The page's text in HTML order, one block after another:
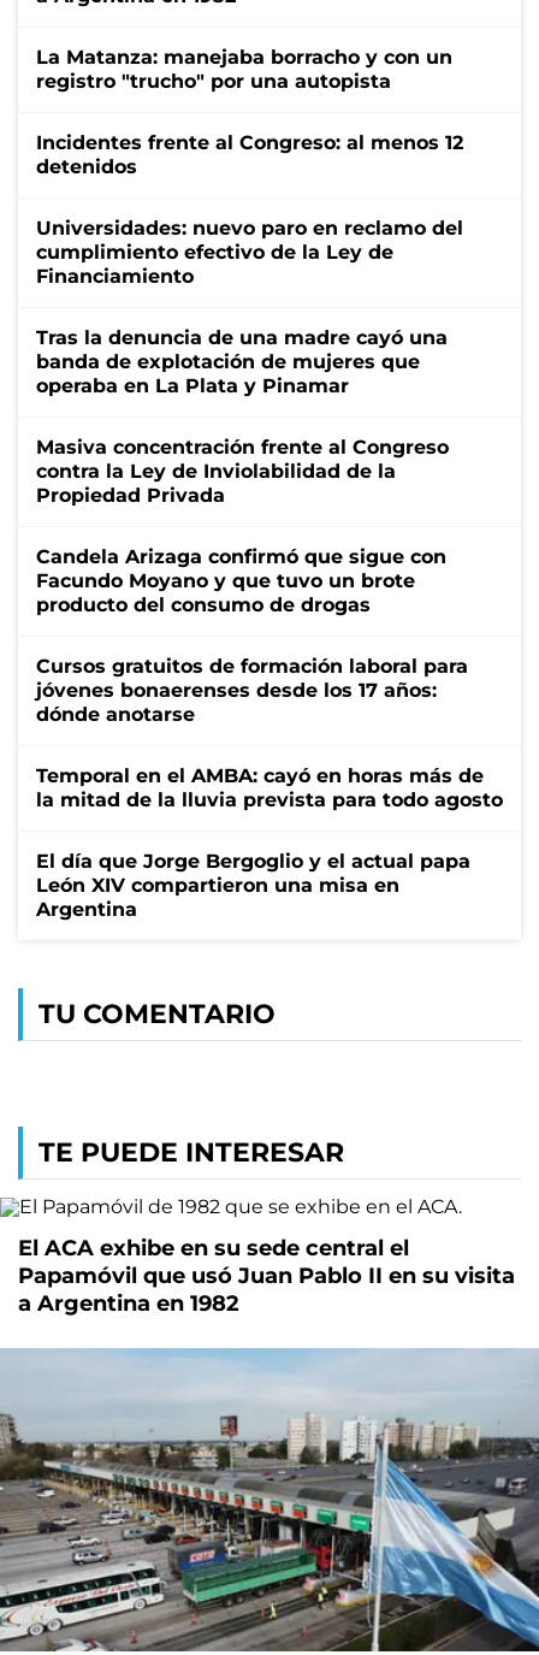
La Matanza: manejaba borracho y con un
registro "trucho" por una autopista
Incidentes frente al Congreso: al menos 12
detenidos
Universidades: nuevo paro en reclamo del
cumplimiento efectivo de la Ley de
Financiamiento
Tras la denuncia de una madre cayó una
banda de explotación de mujeres que
operaba en La Plata y Pinamar
Masiva concentración frente al Congreso
contra la Ley de Inviolabilidad de la
Propiedad Privada
Candela Arizaga confirmó que sigue con
Facundo Moyano y que tuvo un brote
producto del consumo de drogas
Cursos gratuitos de formación laboral para
jóvenes bonaerenses desde los 17 años:
dónde anotarse
Temporal en el AMBA: cayó en horas más de
la mitad de la lluvia prevista para todo agosto
El día que Jorge Bergoglio y el actual papa
León XIV compartieron una misa en
Argentina
TU COMENTARIO
TE PUEDE INTERESAR
El ACA exhibe en su sede central el
Papamóvil que usó Juan Pablo II en su visita
a Argentina en 1982